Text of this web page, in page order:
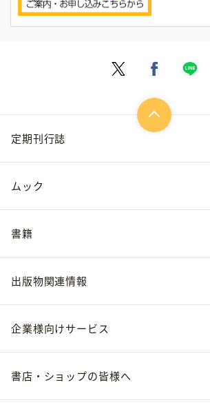
定期刊行誌
ムック
書籍
出版物関連情報
企業様向けサービス
書店・ショップの皆様へ